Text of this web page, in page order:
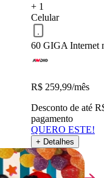
+ 1
Celular
60 GIGA Internet
R$ 259,99/mês
Desconto de até
pagamento
QUERO ESTE!
+ Detalhes